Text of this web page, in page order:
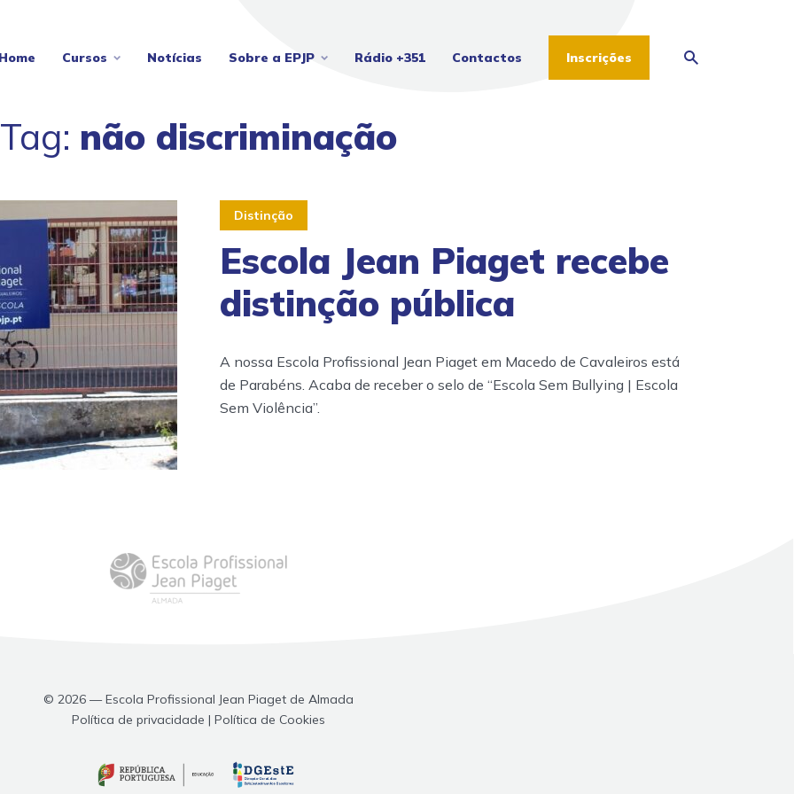
Cursos Notícias Sobre a EPJP Rádio +351 Contactos Inscrições
Tag: não discriminação
Distinção
Escola Jean Piaget recebe
distinção pública
A nossa Escola Profissional Jean Piaget em Macedo de Cavaleiros está
de Parabéns. Acaba de receber o selo de “Escola Sem Bullying | Escola
Sem Violência”.
© 2026 — Escola Profissional Jean Piaget de Almada
Política de privacidade | Política de Cookies